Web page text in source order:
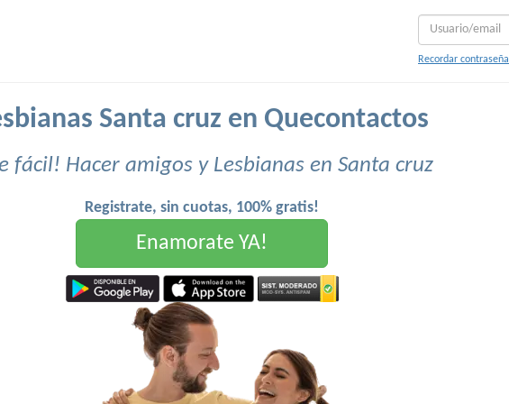
Recordar contraseña
Santa cruz en Quecontactos
fácil! Hacer amigos y Lesbianas en Santa cruz
Registrate, sin cuotas, 100% gratis!
Enamorate YA!